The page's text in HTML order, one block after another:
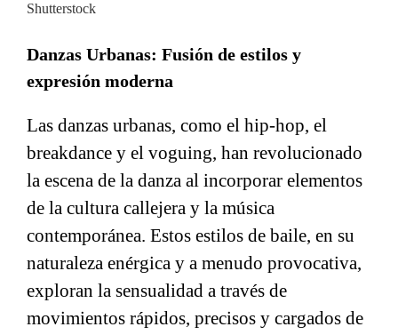
Shutterstock
Danzas Urbanas: Fusión de estilos y
expresión moderna
Las danzas urbanas, como el hip-hop, el
breakdance y el voguing, han revolucionado
la escena de la danza al incorporar elementos
de la cultura callejera y la música
contemporánea. Estos estilos de baile, en su
naturaleza enérgica y a menudo provocativa,
exploran la sensualidad a través de
movimientos rápidos, precisos y cargados de